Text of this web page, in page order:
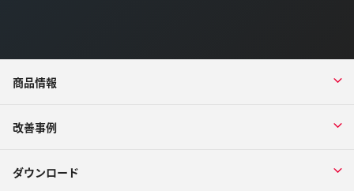
商品情報
改善事例
ダウンロード